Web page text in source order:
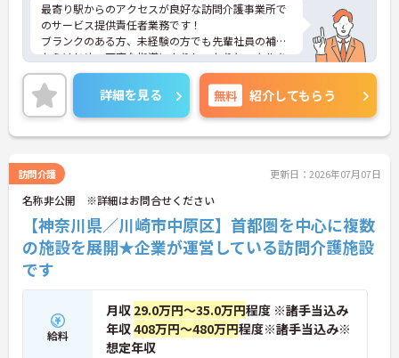
最寄り駅からのアクセスが良好な訪問介護事業所で
のサービス提供責任者業務です！
ブランクのある方、未経験の方でも先輩社員の補佐
からはじめ、丁寧な指導によりしっかりとスキルを
身につけられる職場です。
ご興味ある方には、面接のポイントなど、さらに詳
細をお話致しますのでお気軽にご相談ください。
詳細を見る 無料 紹介してもらう
訪問介護 更新日：2026年07月07日
名称非公開 ※詳細はお問合せください
【神奈川県／川崎市中原区】首都圏を中心に複数
の施設を展開★企業が運営している訪問介護施設
です
給料
月収 29.0万円～35.0万円程度 ※諸手当込み
年収408万円～480万円程度※諸手当込み※
想定年収